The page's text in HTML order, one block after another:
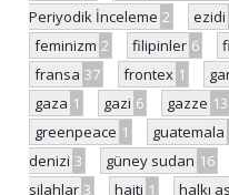
Periyodik İnceleme 2 ezidi
feminizm 2 filipinler 6
fransa 37 frontex 1
gaza 1 gazi 6 gazze 13
greenpeace 1 guatemala
denizi 3 güney sudan 16
silahlar 3 haiti 1 halkı